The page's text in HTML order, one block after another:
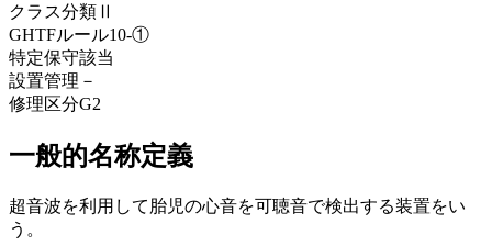
クラス分類 Ⅱ
GHTFルール10-①
特定保守該当
設置管理 －
修理区分G2
一般的名称定義
超音波を利用して胎児の心音を可聴音で検出する装置をい
う。